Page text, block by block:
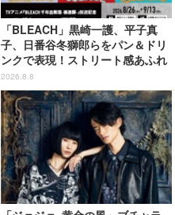
「BLEACH」黒崎一護、平子真
子、日番谷冬獅郎らをパン＆ドリ
ンクで表現！ストリート感あふれ
るグッズも見逃せない☆ 「洒落C
AFE」コラボカフェ開催
2026.8.8